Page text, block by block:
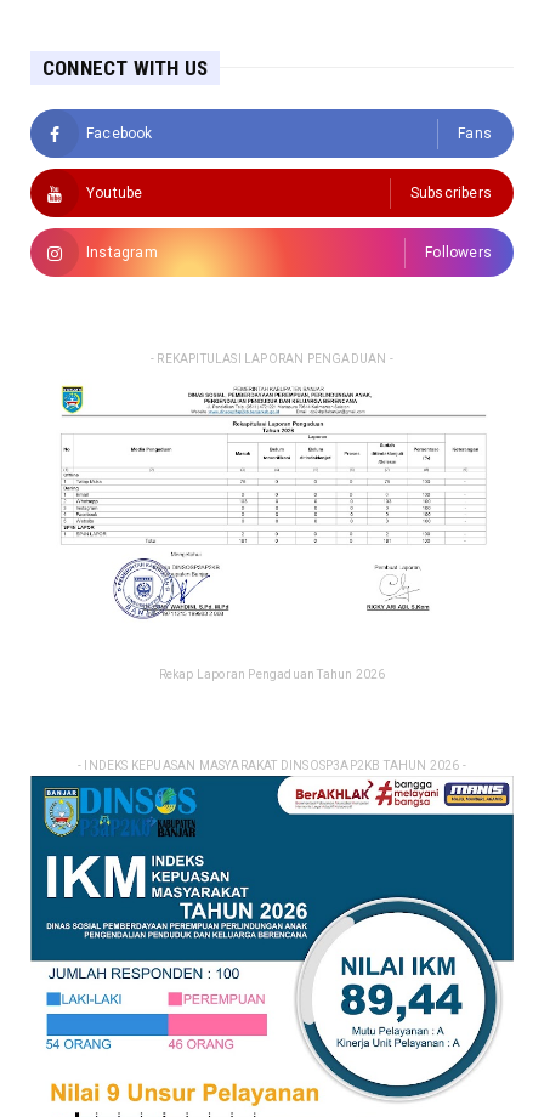
CONNECT WITH US
Facebook Fans
Youtube Subscribers
Instagram Followers
- REKAPITULASI LAPORAN PENGADUAN -
Rekap Laporan Pengaduan Tahun 2026
- INDEKS KEPUASAN MASYARAKAT DINSOSP3AP2KB TAHUN 2026 -